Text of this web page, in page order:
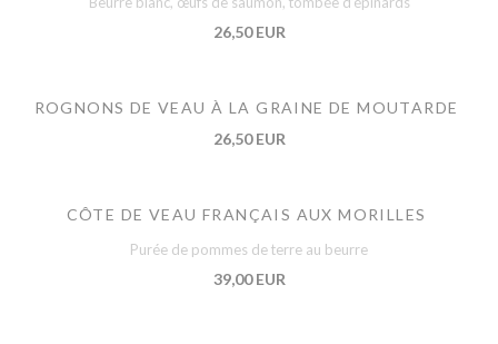
26,50 EUR
ROGNONS DE VEAU À LA GRAINE DE MOUTARDE
26,50 EUR
CÔTE DE VEAU FRANÇAIS AUX MORILLES
Purée de pommes de terre au beurre
39,00 EUR